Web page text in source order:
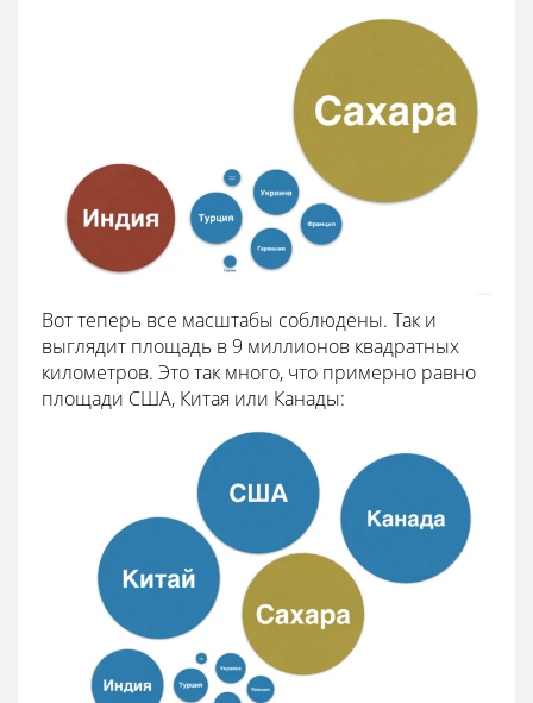
Вот теперь все масштабы соблюдены. Так и
выглядит площадь в 9 миллионов квадратных
километров. Это так много, что примерно равно
площади США, Китая или Канады: